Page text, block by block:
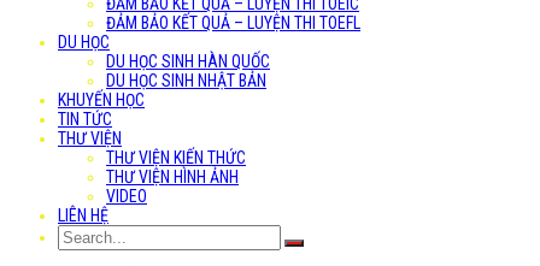
ĐẢM BẢO KẾT QUẢ – LUYỆN THI TOEFL
DU HỌC
DU HỌC SINH HÀN QUỐC
DU HỌC SINH NHẬT BẢN
KHUYẾN HỌC
TIN TỨC
THƯ VIỆN
THƯ VIỆN KIẾN THỨC
THƯ VIỆN HÌNH ẢNH
VIDEO
LIÊN HỆ